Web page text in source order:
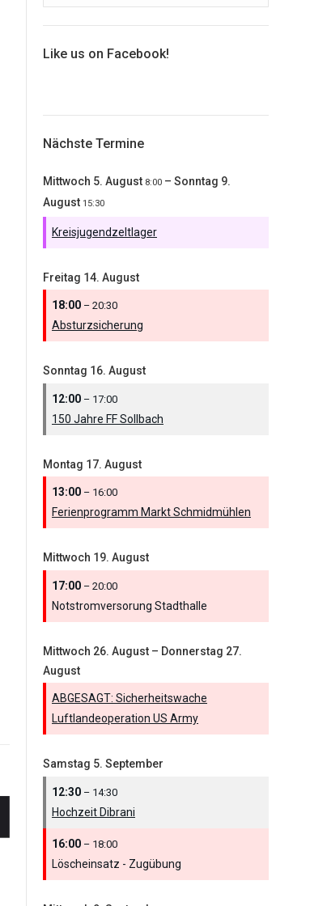
Like us on Facebook!
Nächste Termine
Mittwoch 5. August 8:00 – Sonntag 9.
August 15:30
Kreisjugendzeltlager
Freitag 14. August
18:00 – 20:30
Absturzsicherung
Sonntag 16. August
12:00 – 17:00
150 Jahre FF Sollbach
Montag 17. August
13:00 – 16:00
Ferienprogramm Markt Schmidmühlen
Mittwoch 19. August
17:00 – 20:00
Notstromversorung Stadthalle
Mittwoch 26. August – Donnerstag 27.
August
ABGESAGT: Sicherheitswache
Luftlandeoperation US Army
Samstag 5. September
12:30 – 14:30
Hochzeit Dibrani
16:00 – 18:00
Löscheinsatz - Zugübung